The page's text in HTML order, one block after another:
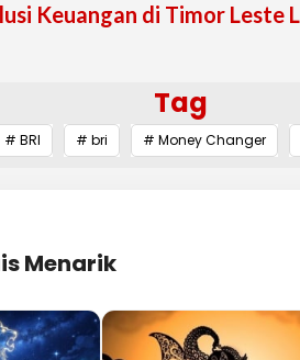
Keuangan di Timor Leste
Tag
# BRI # bri # Money Changer
Menarik